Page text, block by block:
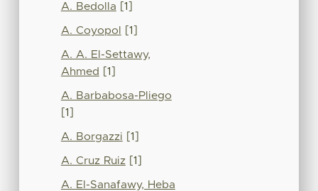
A. Bedolla [1]
A. Coyopol [1]
A. A. El-Settawy,
Ahmed
[1]
A. Barbabosa-Pliego
[1]
A. Borgazzi [1]
A. Cruz Ruiz[1]
A. El-Sanafawy, Heba